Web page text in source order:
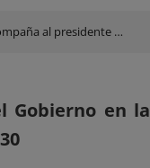
presidente del Gobierno en la reunión de líderes de la COP30
Gobierno en la